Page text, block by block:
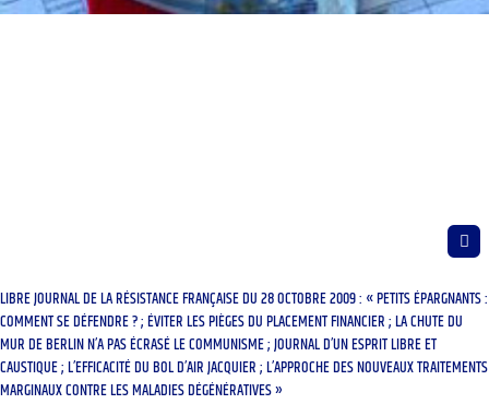
LIBRE JOURNAL DE LA RÉSISTANCE FRANÇAISE DU 28 OCTOBRE 2009 : « PETITS ÉPARGNANTS :
COMMENT SE DÉFENDRE ? ; ÉVITER LES PIÈGES DU PLACEMENT FINANCIER ; LA CHUTE DU
MUR DE BERLIN N’A PAS ÉCRASÉ LE COMMUNISME ; JOURNAL D’UN ESPRIT LIBRE ET
CAUSTIQUE ; L’EFFICACITÉ DU BOL D’AIR JACQUIER ; L’APPROCHE DES NOUVEAUX TRAITEMENTS
MARGINAUX CONTRE LES MALADIES DÉGÉNÉRATIVES »